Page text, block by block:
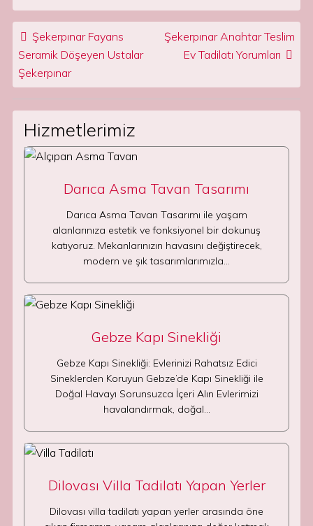
Post navigation
Şekerpınar Fayans
Seramik Döşeyen Ustalar
Şekerpınar
Şekerpınar Anahtar Teslim
Ev Tadilatı Yorumları
Hizmetlerimiz
Darıca Asma Tavan Tasarımı
Darıca Asma Tavan Tasarımı ile yaşam
alanlarınıza estetik ve fonksiyonel bir dokunuş
katıyoruz. Mekanlarınızın havasını değiştirecek,
modern ve şık tasarımlarımızla…
Gebze Kapı Sinekliği
Gebze Kapı Sinekliği: Evlerinizi Rahatsız Edici
Sineklerden Koruyun Gebze’de Kapı Sinekliği ile
Doğal Havayı Sorunsuzca İçeri Alın Evlerimizi
havalandırmak, doğal…
Dilovası Villa Tadilatı Yapan Yerler
Dilovası villa tadilatı yapan yerler arasında öne